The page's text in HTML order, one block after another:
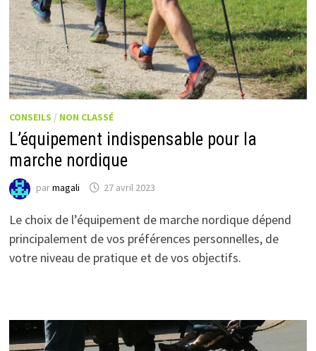
CONSEILS / NON CLASSÉ
L’équipement indispensable pour la
marche nordique
parmagali 27 avril 2023
Le choix de l’équipement de marche nordique dépend
principalement de vos préférences personnelles, de
votre niveau de pratique et de vos objectifs.